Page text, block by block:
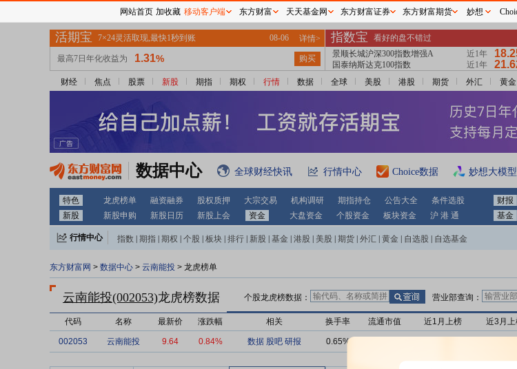
财经 焦点 股票 新股 期指 期权 行情 数据 全球 美股 港股 期货 外汇 黄金
数据中心 全球财经快讯 行情中心 Choice数据 妙想大模型
特色 龙虎榜单 融资融券 股权质押 大宗交易 机构调研 期指持仓 公告大全 条件选股 财报
新股
新股申购 新股日历 新股上会 资金 大盘资金 个股资金 板块资金 沪 港 通 基金
行情中心 指数 期指 期权 个股 板块 排行 新股 基金 港股 美股 期货 外汇 黄金 自选股 自选基金
东方财富网 > 数据中心 > 云南能投 > 龙虎榜单
云南能投(002053)龙虎榜数据 个股龙虎榜数据： 营业部查询：
代码 名称 最新价 涨跌幅 相关 换手率 流通市值 近1月上榜 近3月上
002053 云南能投 9.64 0.84% 数据 股吧 研报 0.65%
网站首页 加收藏 移动客户端 东方财富 天天基金网 东方财富证券 东方财富期货 妙想